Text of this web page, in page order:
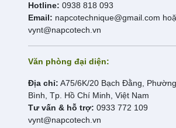
Hotline: 0938 818 093
Email: napcotechnique@gmail.com
vynt@napcotech.vn
​Văn phòng đại diện:
Địa chỉ: A75/6K/20 Bạch Đằng,
Bình, Tp. Hồ Chí Minh, Việt Nam
Tư vấn & hỗ trợ: 0933 772 109
vynt@napcotech.vn